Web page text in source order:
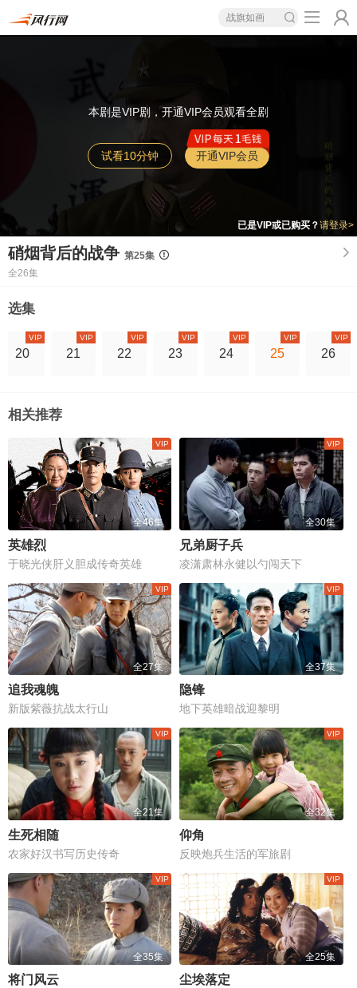
战旗如画
本剧是VIP剧，开通VIP会员观看全剧
试看10分钟 开通VIP会员
已是VIP或已购买？请登录>
硝烟背后的战争 第25集
全26集
选集
20
VIP
21
VIP
22
VIP
23
VIP
24
VIP
25
VIP
26
VIP
相关推荐
全46集
英雄烈
于晓光侠肝义胆成传奇英雄
全30集
兄弟厨子兵
凌潇肃林永健以勺闯天下
全27集
追我魂魄
新版紫薇抗战太行山
全37集
隐锋
地下英雄暗战迎黎明
全21集
生死相随
农家好汉书写历史传奇
全32集
仰角
反映炮兵生活的军旅剧
全35集
将门风云
全25集
尘埃落定